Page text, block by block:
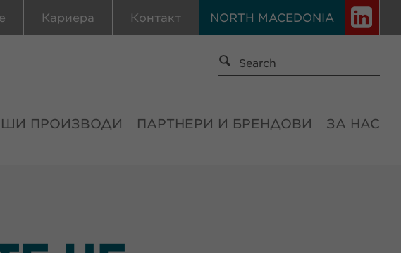
NORTH MACEDONIA
Кариера Контакт
ПРОИЗВОДИ ПАРТНЕРИ И БРЕНДОВИ ЗА НАС